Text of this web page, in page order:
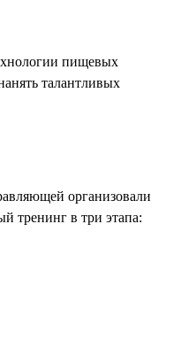
пищевых
талантливых
организовали
тренинг в три этапа: